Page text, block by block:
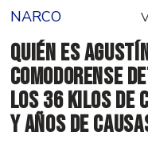
NARCO
Quién es
comodorense
los 36 kilos de
y años de